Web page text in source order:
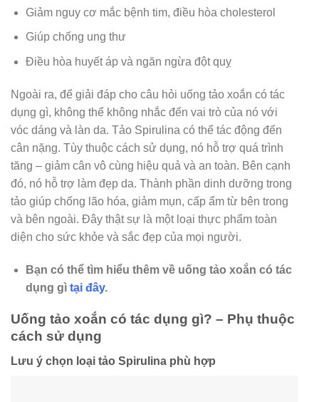
Giảm nguy cơ mắc bệnh tim, điều hòa cholesterol
Giúp chống ung thư
Điều hòa huyết áp và ngăn ngừa đột quỵ
Ngoài ra, để giải đáp cho câu hỏi uống tảo xoắn có tác
dụng gì, không thể không nhắc đến vai trò của nó với
vóc dáng và làn da. Tảo Spirulina có thể tác động đến
cân nặng. Tùy thuộc cách sử dụng, nó hỗ trợ quá trình
tăng – giảm cân vô cùng hiệu quả và an toàn. Bên cạnh
đó, nó hỗ trợ làm đẹp da. Thành phần dinh dưỡng trong
tảo giúp chống lão hóa, giảm mụn, cấp ẩm từ bên trong
và bên ngoài. Đây thật sự là một loại thực phẩm toàn
diện cho sức khỏe và sắc đẹp của mọi người.
Bạn có thể tìm hiểu thêm về uống tảo xoắn có tác
dụng gì tại đây.
Uống tảo xoắn có tác dụng gì? – Phụ thuộc
cách sử dụng
Lưu ý chọn loại tảo Spirulina phù hợp